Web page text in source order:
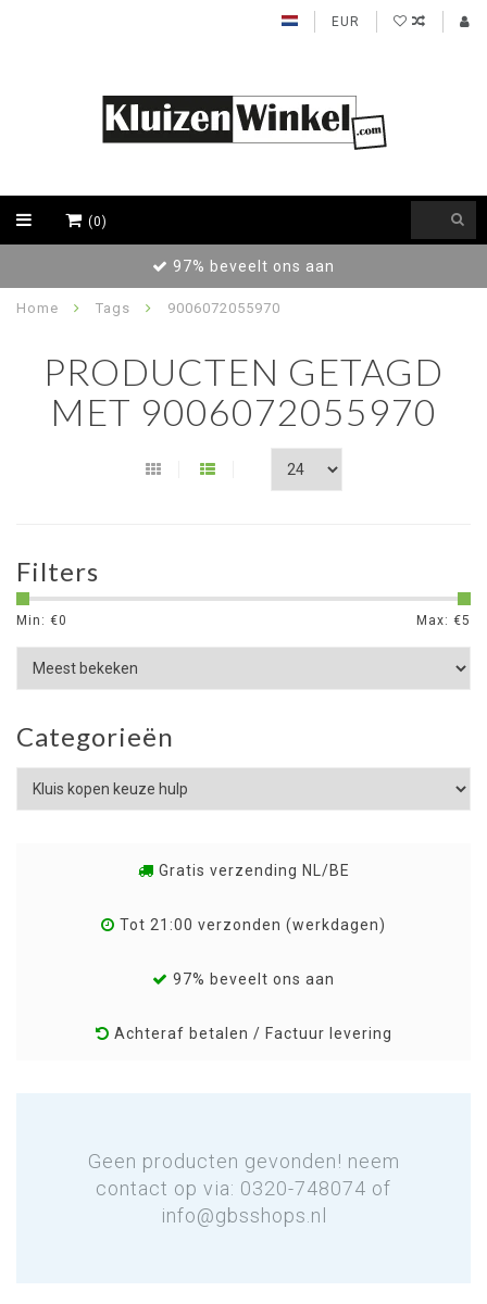
EUR
(0)
97% beveelt ons aan
Home Tags 9006072055970
PRODUCTEN GETAGD
MET 9006072055970
Filters
Min: €0 Max: €5
Categorieën
Gratis verzending NL/BE
Tot 21:00 verzonden (werkdagen)
97% beveelt ons aan
Achteraf betalen / Factuur levering
Geen producten gevonden! neem
contact op via: 0320-748074 of
info@gbsshops.nl